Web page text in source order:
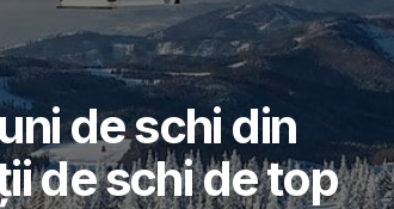
de schi din
de schi de top